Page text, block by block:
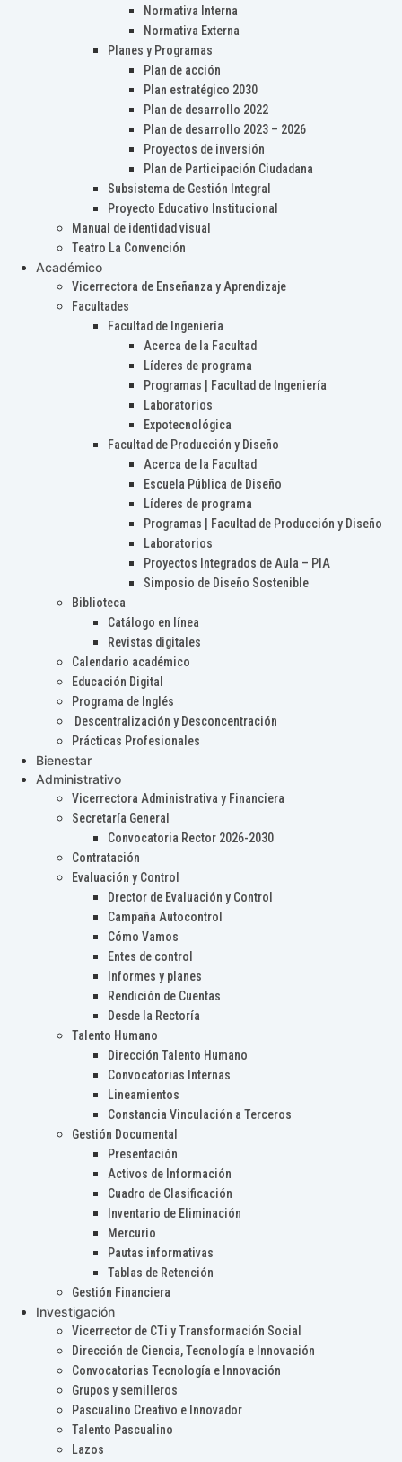
Normativa Interna
Normativa Externa
Planes y Programas
Plan de acción
Plan estratégico 2030
Plan de desarrollo 2022
Plan de desarrollo 2023 – 2026
Proyectos de inversión
Plan de Participación Ciudadana
Subsistema de Gestión Integral
Proyecto Educativo Institucional
Manual de identidad visual
Teatro La Convención
Académico
Vicerrectora de Enseñanza y Aprendizaje
Facultades
Facultad de Ingeniería
Acerca de la Facultad
Líderes de programa
Programas | Facultad de Ingeniería
Laboratorios
Expotecnológica
Facultad de Producción y Diseño
Acerca de la Facultad
Escuela Pública de Diseño
Líderes de programa
Programas | Facultad de Producción y Diseño
Laboratorios
Proyectos Integrados de Aula – PIA
Simposio de Diseño Sostenible
Biblioteca
Catálogo en línea
Revistas digitales
Calendario académico
Educación Digital
Programa de Inglés
Descentralización y Desconcentración
Prácticas Profesionales
Bienestar
Administrativo
Vicerrectora Administrativa y Financiera
Secretaría General
Convocatoria Rector 2026-2030
Contratación
Evaluación y Control
Drector de Evaluación y Control
Campaña Autocontrol
Cómo Vamos
Entes de control
Informes y planes
Rendición de Cuentas
Desde la Rectoría
Talento Humano
Dirección Talento Humano
Convocatorias Internas
Lineamientos
Constancia Vinculación a Terceros
Gestión Documental
Presentación
Activos de Información
Cuadro de Clasificación
Inventario de Eliminación
Mercurio
Pautas informativas
Tablas de Retención
Gestión Financiera
Investigación
Vicerrector de CTi y Transformación Social
Dirección de Ciencia, Tecnología e Innovación
Convocatorias Tecnología e Innovación
Grupos y semilleros
Pascualino Creativo e Innovador
Talento Pascualino
Lazos